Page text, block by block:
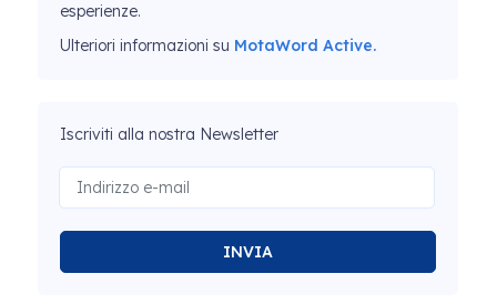
esperienze.
Ulteriori informazioni su MotaWord Active.
Iscriviti alla nostra Newsletter
INVIA